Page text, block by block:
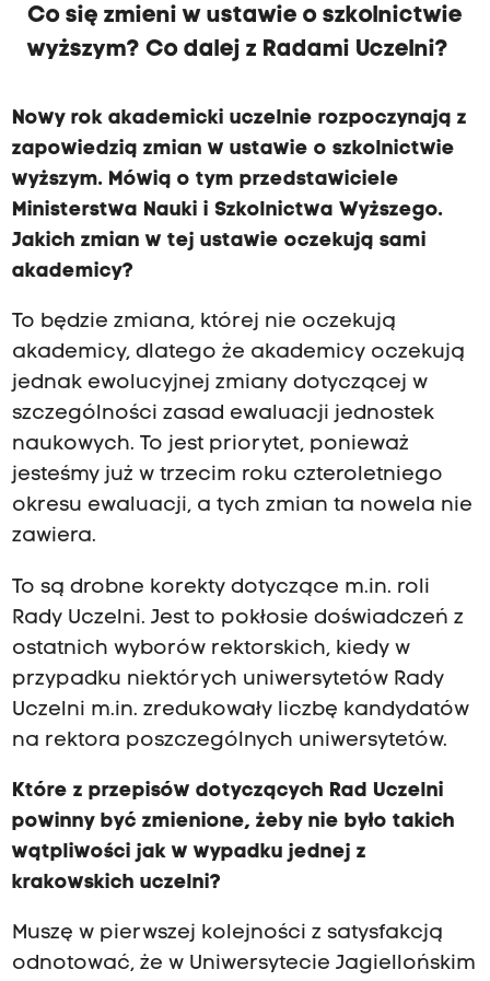
Co się zmieni w ustawie o szkolnictwie
wyższym? Co dalej z Radami Uczelni?
Nowy rok akademicki uczelnie rozpoczynają z
zapowiedzią zmian w ustawie o szkolnictwie
wyższym. Mówią o tym przedstawiciele
Ministerstwa Nauki i Szkolnictwa Wyższego.
Jakich zmian w tej ustawie oczekują sami
akademicy?
To będzie zmiana, której nie oczekują
akademicy, dlatego że akademicy oczekują
jednak ewolucyjnej zmiany dotyczącej w
szczególności zasad ewaluacji jednostek
naukowych. To jest priorytet, ponieważ
jesteśmy już w trzecim roku czteroletniego
okresu ewaluacji, a tych zmian ta nowela nie
zawiera.
To są drobne korekty dotyczące m.in. roli
Rady Uczelni. Jest to pokłosie doświadczeń z
ostatnich wyborów rektorskich, kiedy w
przypadku niektórych uniwersytetów Rady
Uczelni m.in. zredukowały liczbę kandydatów
na rektora poszczególnych uniwersytetów.
Które z przepisów dotyczących Rad Uczelni
powinny być zmienione, żeby nie było takich
wątpliwości jak w wypadku jednej z
krakowskich uczelni?
Muszę w pierwszej kolejności z satysfakcją
odnotować, że w Uniwersytecie Jagiellońskim